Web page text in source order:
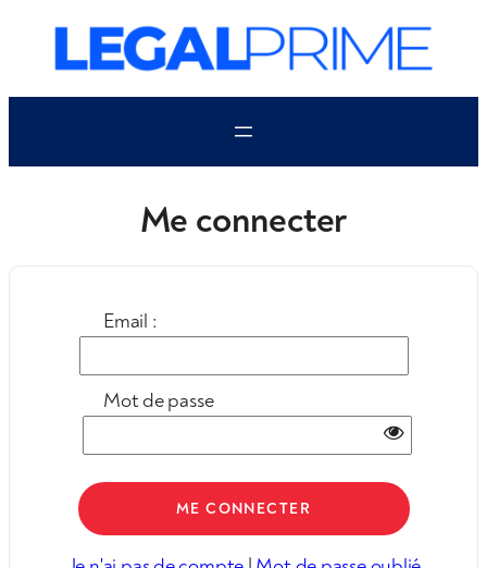
contenu
Me connecter
Email :
Mot de passe